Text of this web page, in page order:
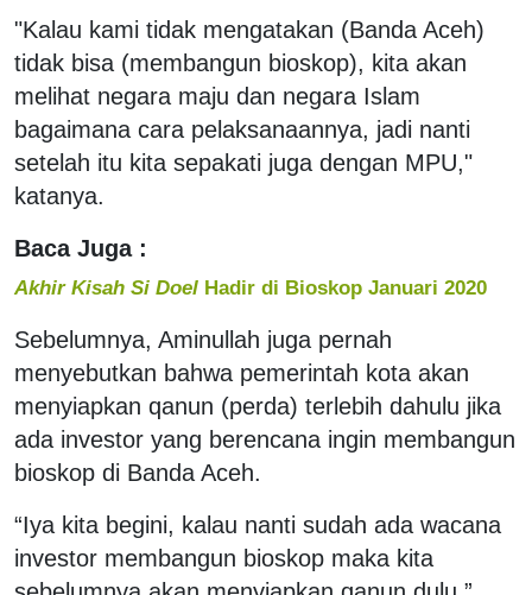
"Kalau kami tidak mengatakan (Banda Aceh)
tidak bisa (membangun bioskop), kita akan
melihat negara maju dan negara Islam
bagaimana cara pelaksanaannya, jadi nanti
setelah itu kita sepakati juga dengan MPU,"
katanya.
Baca Juga :
Akhir Kisah Si Doel Hadir di Bioskop Januari 2020
Sebelumnya, Aminullah juga pernah
menyebutkan bahwa pemerintah kota akan
menyiapkan qanun (perda) terlebih dahulu jika
ada investor yang berencana ingin membangun
bioskop di Banda Aceh.
“Iya kita begini, kalau nanti sudah ada wacana
investor membangun bioskop maka kita